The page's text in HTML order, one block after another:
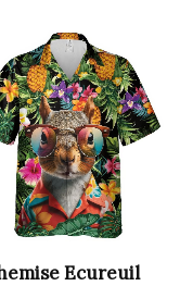
Ecureuil